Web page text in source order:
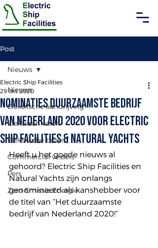
Post
Nieuws
Elektrische aandrijving
Elektrisch varen
Elektrische boten
Commercial vessels
Pers
Zero Emissie Energie
Nieuws
Nominaties duurzaamste bedrijf
van Nederland 2020 voor Electric
Ship Facilities & Natural Yachts
Electric Ship Facilities
29 okt 2020
Heeft u het goede nieuws al
gehoord? Electric Ship Facilities en
Natural Yachts zijn onlangs
genomineerd als kanshebber voor
de titel van “Het duurzaamste
bedrijf van Nederland 2020!”